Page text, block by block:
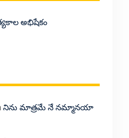
అభిషేకం
నిను మాత్రమే నే నమ్మానయా